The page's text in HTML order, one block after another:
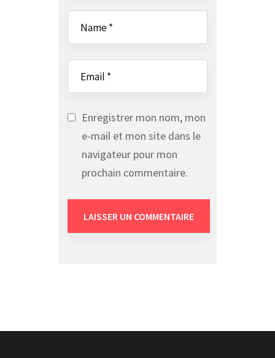
Enregistrer mon nom, mon
e-mail et mon site dans le
navigateur pour mon
prochain commentaire.